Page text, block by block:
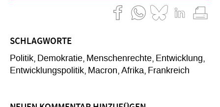
SCHLAGWORTE
Politik Demokratie Menschenrechte Entwicklung
Entwicklungspolitik Macron Afrika Frankreich